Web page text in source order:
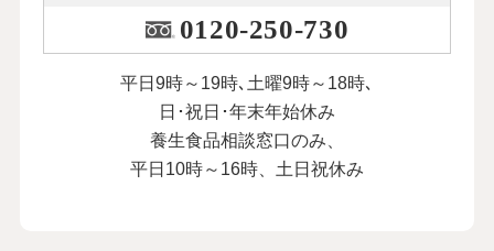
0120-250-730
平日9時～19時､土曜9時～18時､
日･祝日･年末年始休み
養生食品相談窓口のみ、
平日10時～16時、土日祝休み